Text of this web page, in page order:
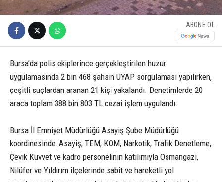
ABONE OL
Bursa’da polis ekiplerince gerçekleştirilen huzur
uygulamasında 2 bin 468 şahsın UYAP sorgulaması yapılırken,
çeşitli suçlardan aranan 21 kişi yakalandı. Denetimlerde 20
araca toplam 388 bin 803 TL cezai işlem uygulandı.
Bursa İl Emniyet Müdürlüğü Asayiş Şube Müdürlüğü
koordinesinde; Asayiş, TEM, KOM, Narkotik, Trafik Denetleme,
Çevik Kuvvet ve kadro personelinin katılımıyla Osmangazi,
Nilüfer ve Yıldırım ilçelerinde sabit ve hareketli yol